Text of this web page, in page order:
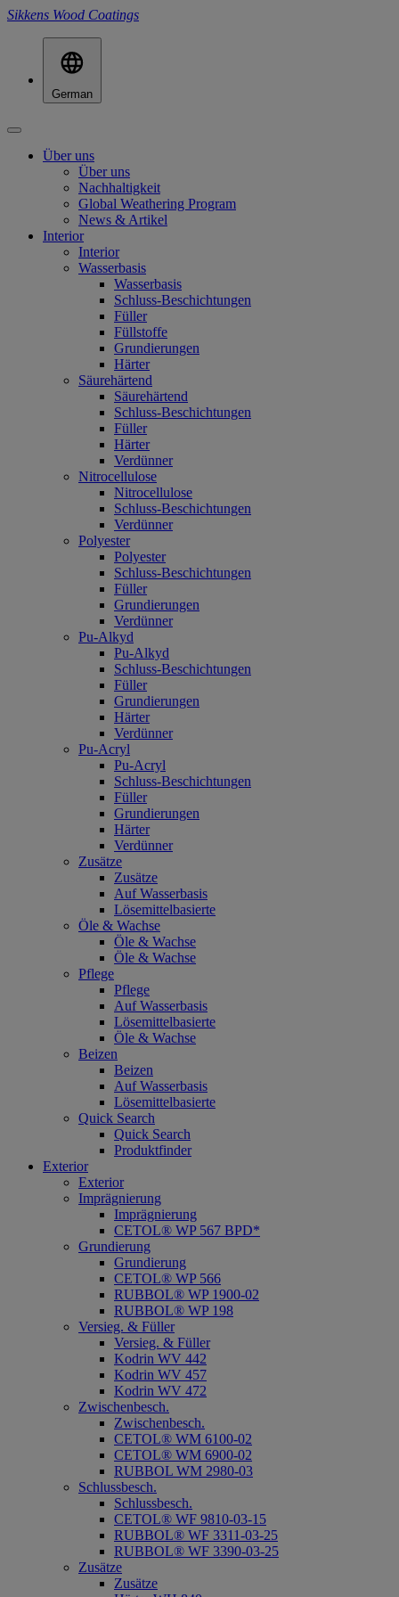
Sikkens Wood Coatings
German
Über uns
Über uns
Nachhaltigkeit
Global Weathering Program
News & Artikel
Interior
Interior
Wasserbasis
Wasserbasis
Schluss-Beschichtungen
Füller
Füllstoffe
Grundierungen
Härter
Säurehärtend
Säurehärtend
Schluss-Beschichtungen
Füller
Härter
Verdünner
Nitrocellulose
Nitrocellulose
Schluss-Beschichtungen
Verdünner
Polyester
Polyester
Schluss-Beschichtungen
Füller
Grundierungen
Verdünner
Pu-Alkyd
Pu-Alkyd
Schluss-Beschichtungen
Füller
Grundierungen
Härter
Verdünner
Pu-Acryl
Pu-Acryl
Schluss-Beschichtungen
Füller
Grundierungen
Härter
Verdünner
Zusätze
Zusätze
Auf Wasserbasis
Lösemittelbasierte
Öle & Wachse
Öle & Wachse
Öle & Wachse
Pflege
Pflege
Auf Wasserbasis
Lösemittelbasierte
Öle & Wachse
Beizen
Beizen
Auf Wasserbasis
Lösemittelbasierte
Quick Search
Quick Search
Produktfinder
Exterior
Exterior
Imprägnierung
Imprägnierung
CETOL® WP 567 BPD*
Grundierung
Grundierung
CETOL® WP 566
RUBBOL® WP 1900-02
RUBBOL® WP 198
Versieg. & Füller
Versieg. & Füller
Kodrin WV 442
Kodrin WV 457
Kodrin WV 472
Zwischenbesch.
Zwischenbesch.
CETOL® WM 6100-02
CETOL® WM 6900-02
RUBBOL WM 2980-03
Schlussbesch.
Schlussbesch.
CETOL® WF 9810-03-15
RUBBOL® WF 3311-03-25
RUBBOL® WF 3390-03-25
Zusätze
Zusätze